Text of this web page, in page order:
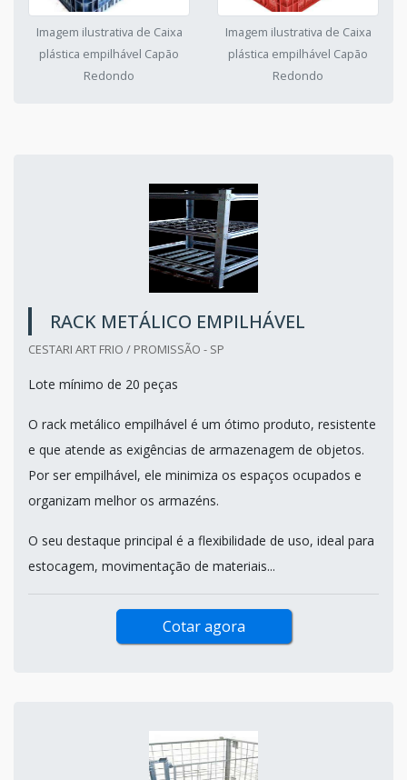
Imagem ilustrativa de Caixa
plástica empilhável Capão
Redondo
Imagem ilustrativa de Caixa
plástica empilhável Capão
Redondo
RACK METÁLICO EMPILHÁVEL
CESTARI ART FRIO / PROMISSÃO - SP
Lote mínimo de 20 peças
O rack metálico empilhável é um ótimo produto, resistente
e que atende as exigências de armazenagem de objetos.
Por ser empilhável, ele minimiza os espaços ocupados e
organizam melhor os armazéns.
O seu destaque principal é a flexibilidade de uso, ideal para
estocagem, movimentação de materiais...
Cotar agora